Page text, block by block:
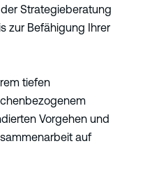
Strategieberatung
zur Befähigung Ihrer
tiefen
Vorgehen und
auf